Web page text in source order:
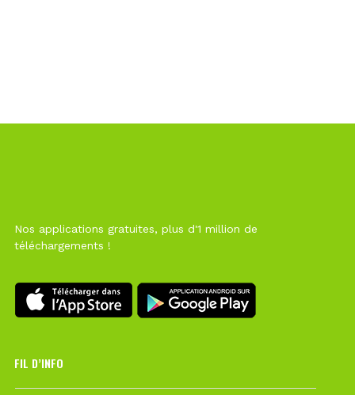
Nos applications gratuites, plus d'1 million de
téléchargements !
FIL D’INFO